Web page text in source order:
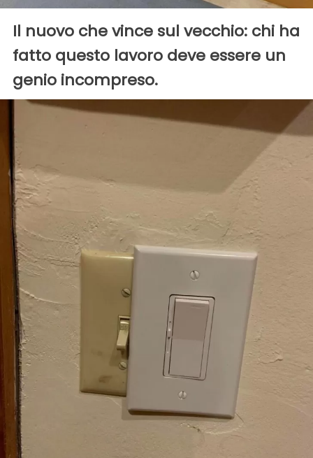
Il nuovo che vince sul vecchio: chi ha
fatto questo lavoro deve essere un
genio incompreso.